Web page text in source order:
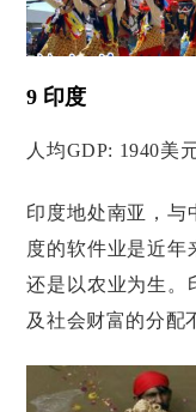
9 印度
人均GDP: 1940美
印度地处南亚，与
度的软件业是近年
还是以农业为生。
及社会财富的分配